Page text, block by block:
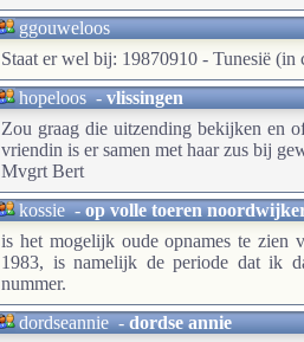
ggouweloos
Staat er wel bij: 19870910 - Tunesië (in
hopeloos-vlissingen
Zou graag die uitzending bekijken en
vriendin is er samen met haar zus bij
Mvgrt Bert
kossie-op volle toeren
is het mogelijk oude opnames te zien
1983, is namelijk de periode dat ik
nummer.
dordseannie-dordse annie